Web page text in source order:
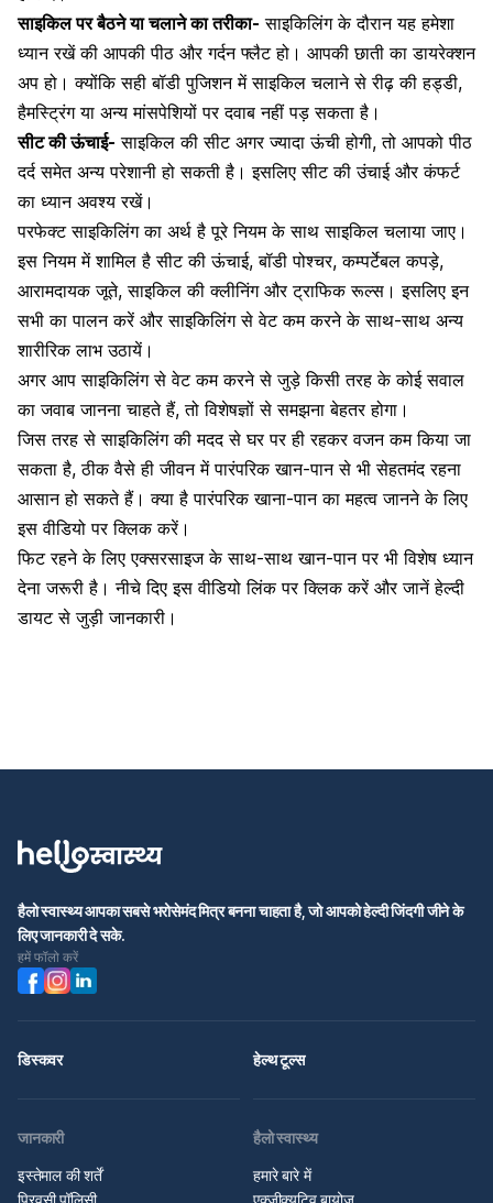
साइकिल पर बैठने या चलाने का तरीका- साइकिलिंग के दौरान यह हमेशा
ध्यान रखें की आपकी पीठ और गर्दन फ्लैट हो। आपकी छाती का डायरेक्शन
अप हो। क्योंकि सही बॉडी पुजिशन में साइकिल चलाने से रीढ़ की हड्डी,
हैमस्ट्रिंग या अन्य मांसपेशियों पर दवाब नहीं पड़ सकता है।
सीट की ऊंचाई- साइकिल की सीट अगर ज्यादा ऊंची होगी, तो आपको पीठ
दर्द समेत अन्य परेशानी हो सकती है। इसलिए सीट की उंचाई और कंफर्ट
का ध्यान अवश्य रखें।
परफेक्ट साइकिलिंग का अर्थ है पूरे नियम के साथ साइकिल चलाया जाए।
इस नियम में शामिल है सीट की ऊंचाई, बॉडी पोश्चर, कम्पर्टेबल कपड़े,
आरामदायक जूते, साइकिल की क्लीनिंग और ट्राफिक रूल्स। इसलिए इन
सभी का पालन करें और साइकिलिंग से वेट कम करने के साथ-साथ अन्य
शारीरिक लाभ उठायें।
अगर आप साइकिलिंग से वेट कम करने से जुड़े किसी तरह के कोई सवाल
का जवाब जानना चाहते हैं, तो विशेषज्ञों से समझना बेहतर होगा।
जिस तरह से साइकिलिंग की मदद से घर पर ही रहकर वजन कम किया जा
सकता है, ठीक वैसे ही जीवन में पारंपरिक खान-पान से भी सेहतमंद रहना
आसान हो सकते हैं। क्या है पारंपरिक खाना-पान का महत्व जानने के लिए
इस वीडियो पर क्लिक करें।
फिट रहने के लिए एक्सरसाइज के साथ-साथ खान-पान पर भी विशेष ध्यान
देना जरूरी है। नीचे दिए इस वीडियो लिंक पर क्लिक करें और जानें हेल्दी
डायट से जुड़ी जानकारी।
हैलो स्वास्थ्य आपका सबसे भरोसेमंद मित्र बनना चाहता है, जो आपको हेल्दी जिंदगी जीने के
लिए जानकारी दे सके.
हमें फॉलो करें
डिस्कवर हेल्थ टूल्स
जानकारी
इस्तेमाल की शर्तें
प्रिवसी पॉलिसी
हैलो स्वास्थ्य
हमारे बारे में
एक्जीक्यूटिव बायोज